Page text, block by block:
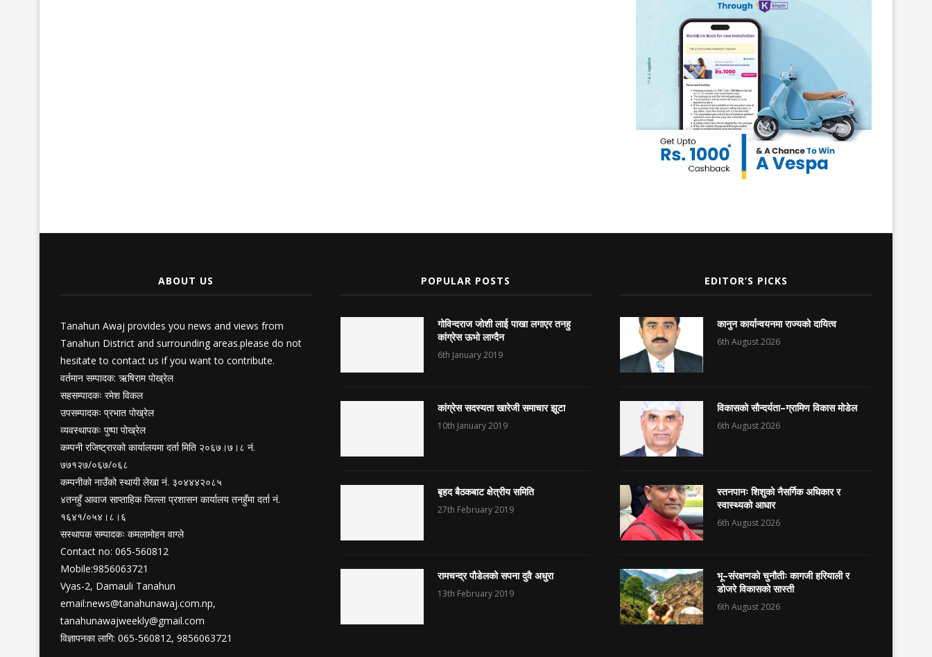
ABOUT US
Tanahun Awaj provides you news and views from
Tanahun District and surrounding areas.please do not
hesitate to contact us if you want to contribute.
वर्तमान सम्पादक: ऋषिराम पोख्रेल
सहसम्पादकः रमेश विकल
उपसम्पादकः प्रभात पोख्रेल
व्यवस्थापकः पुष्पा पोख्रेल
कम्पनी रजिष्ट्रारको कार्यालयमा दर्ता मिति २०६७।७।८ नं.
७७१२७/०६७/०६८
कम्पनीको नाउँको स्थायी लेखा नं. ३०४४४२०८५
४तनहुँ आवाज साप्ताहिक जिल्ला प्रशासन कार्यालय तनहुँमा दर्ता नं.
१६४१/०५४।८।६
सस्थापक सम्पादकः कमलामोहन वाग्ले
Contact no: 065-560812
Mobile:9856063721
Vyas-2, Damauli Tanahun
email:news@tanahunawaj.com.np,
tanahunawajweekly@gmail.com
विज्ञापनका लागि: 065-560812, 9856063721
POPULAR POSTS
गोविन्दराज जोशी लाई पाखा लगाएर तनहु
कांग्रेस ऊभो लाग्दैन
6th January 2019
कांग्रेस सदस्यता खारेजी समाचार झूटा
10th January 2019
बृहद बैठकबाट क्षेत्रीय समिति
27th February 2019
रामचन्द्र पौडेलको सपना दुवै अधुरा
13th February 2019
EDITOR’S PICKS
कानुन कार्यान्वयनमा राज्यको दायित्व
6th August 2026
विकासको सौन्दर्यता–ग्रामिण विकास मोडेल
6th August 2026
स्तनपानः शिशुको नैसर्गिक अधिकार र
स्वास्थ्यको आधार
6th August 2026
भू–संरक्षणको चुनौतीः कागजी हरियाली र
डोजरे विकासको सास्ती
6th August 2026